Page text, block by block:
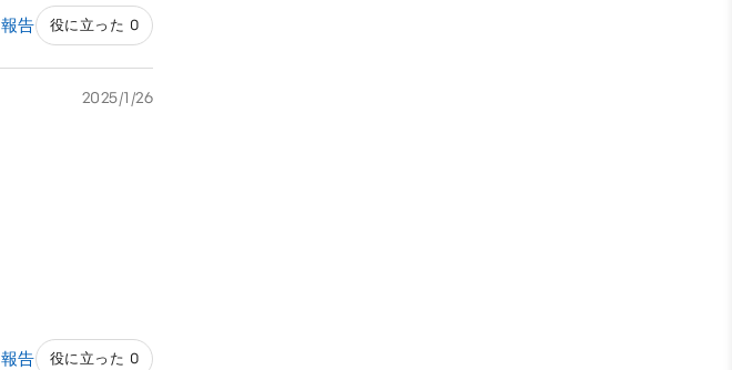
報告 役に立った 0
2025/1/26
報告 役に立った 0